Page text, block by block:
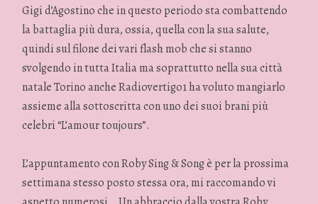
Gigi d’Agostino che in questo periodo sta combattendo
la battaglia più dura, ossia, quella con la sua salute,
quindi sul filone dei vari flash mob che si stanno
svolgendo in tutta Italia ma soprattutto nella sua città
natale Torino anche Radiovertigo1 ha voluto mangiarlo
assieme alla sottoscritta con uno dei suoi brani più
celebri “L’amour toujours”.
L’appuntamento con Roby Sing & Song è per la prossima
settimana stesso posto stessa ora, mi raccomando vi